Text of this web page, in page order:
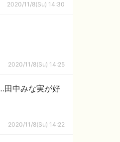
2020/11/8(Su) 14:30
2020/11/8(Su) 14:25
田中みな実が好
2020/11/8(Su) 14:22